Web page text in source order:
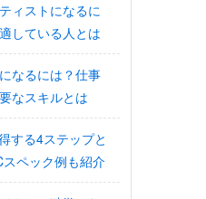
ィストになるに
している人とは
なるには？仕事
なスキルとは
する4ステップと
ペック例も紹介